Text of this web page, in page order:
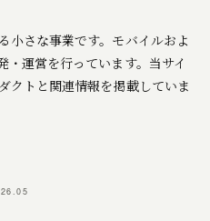
小さな事業です。モバイルおよ
・運営を行っています。当サイ
クトと関連情報を掲載していま